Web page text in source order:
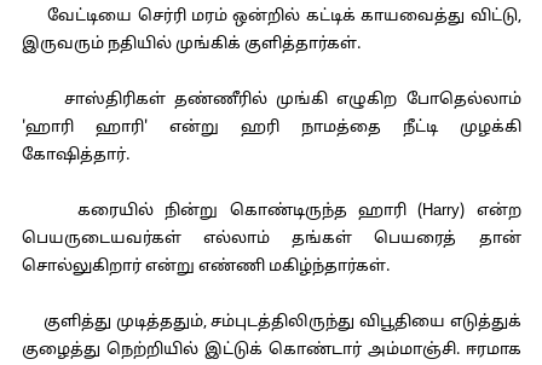
வேட்டியை செர்ரி மரம் ஒன்றில் கட்டிக் காயவைத்து விட்டு,
இருவரும் நதியில் முங்கிக் குளித்தார்கள்.
சாஸ்திரிகள் தண்ணீரில் முங்கி எழுகிற போதெல்லாம்
'ஹாரி ஹாரி' என்று ஹரி நாமத்தை நீட்டி முழக்கி
கோஷித்தார்.
கரையில் நின்று கொண்டிருந்த ஹாரி (Harry) என்ற
பெயருடையவர்கள் எல்லாம் தங்கள் பெயரைத் தான்
சொல்லுகிறார் என்று எண்ணி மகிழ்ந்தார்கள்.
குளித்து முடித்ததும், சம்புடத்திலிருந்து விபூதியை எடுத்துக்
குழைத்து நெற்றியில் இட்டுக் கொண்டார் அம்மாஞ்சி. ஈரமாக